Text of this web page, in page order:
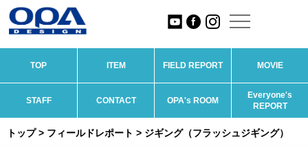
TOP ITEM FIELD REPORT MOVIE
STAFF CONTACT OPA's ROOM
Everyone's
REPORT
トップ> フィールドレポート > ジギング（フラッシュジギング）